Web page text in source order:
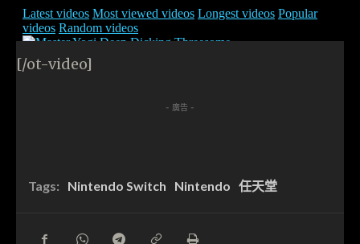
[/ot-video]
- 廣告 -
Tags: Nintendo Switch Nintendo 任天堂